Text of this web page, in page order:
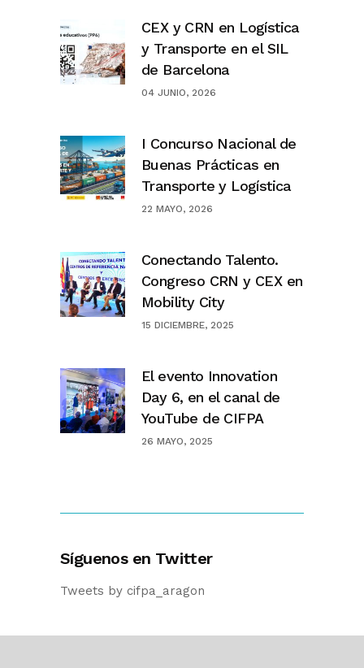
CEX y CRN en Logística
y Transporte en el SIL
de Barcelona
04 JUNIO, 2026
I Concurso Nacional de
Buenas Prácticas en
Transporte y Logística
22 MAYO, 2026
Conectando Talento.
Congreso CRN y CEX en
Mobility City
15 DICIEMBRE, 2025
El evento Innovation
Day 6, en el canal de
YouTube de CIFPA
26 MAYO, 2025
Síguenos en Twitter
Tweets by cifpa_aragon